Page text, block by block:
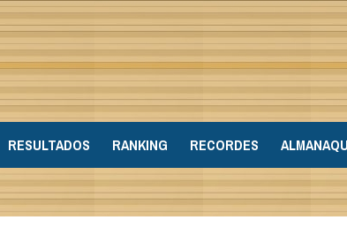
RESULTADOS RANKING RECORDES